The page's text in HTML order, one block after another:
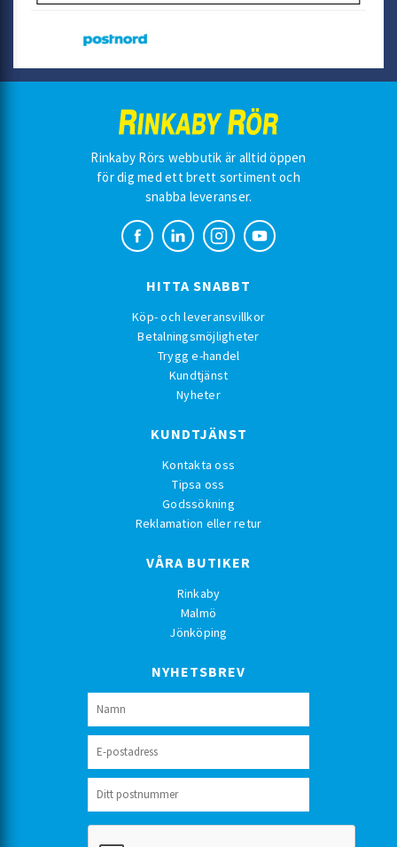
Rinkaby Rörs webbutik är alltid öppen
för dig med ett brett sortiment och
snabba leveranser.
HITTA SNABBT
Köp- och leveransvillkor
Betalningsmöjligheter
Trygg e-handel
Kundtjänst
Nyheter
KUNDTJÄNST
Kontakta oss
Tipsa oss
Godssökning
Reklamation eller retur
VÅRA BUTIKER
Rinkaby
Malmö
Jönköping
NYHETSBREV